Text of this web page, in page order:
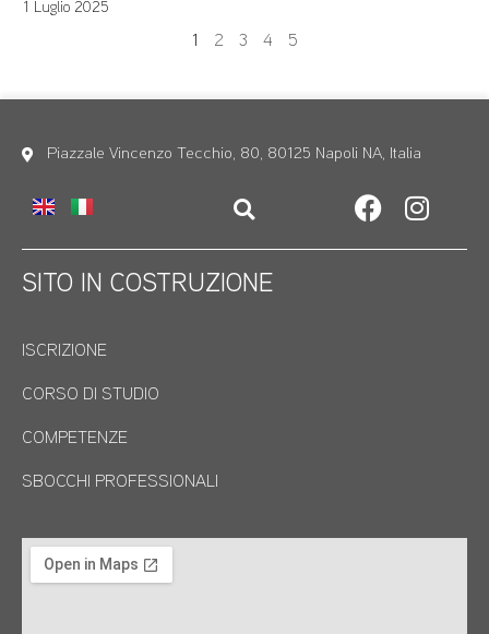
1 Luglio 2025
1 2 3 4 5
Piazzale Vincenzo Tecchio, 80, 80125 Napoli NA, Italia
SITO IN COSTRUZIONE
ISCRIZIONE
CORSO DI STUDIO
COMPETENZE
SBOCCHI PROFESSIONALI